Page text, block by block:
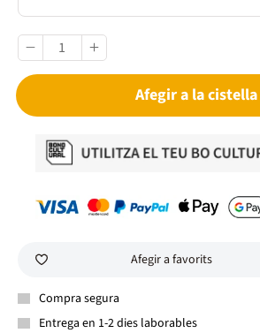
Afegir a la cistella
Afegir a favorits
Compra segura
Entrega en 1-2 dies laborables